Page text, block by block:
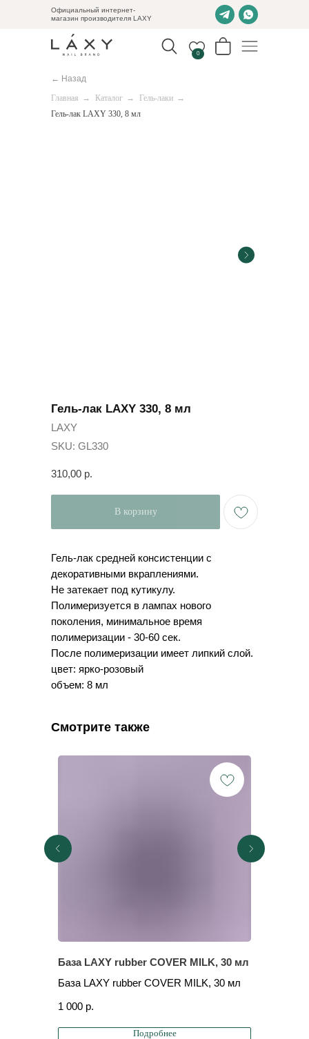
Официальный интернет-
магазин производителя LAXY
0
← Назад
Главная → Каталог → Гель-лаки →
Гель-лак LAXY 330, 8 мл
Гель-лак LAXY 330, 8 мл
LAXY
SKU: GL330
310,00 р.
В корзину
Гель-лак средней консистенции с
декоративными вкраплениями.
Не затекает под кутикулу.
Полимеризуется в лампах нового
поколения, минимальное время
полимеризации - 30-60 сек.
После полимеризации имеет липкий слой.
цвет: ярко-розовый
объем: 8 мл
Смотрите также
База LAXY rubber COVER MILK, 30 мл
База LAXY rubber COVER MILK, 30 мл
1 000 р.
Подробнее